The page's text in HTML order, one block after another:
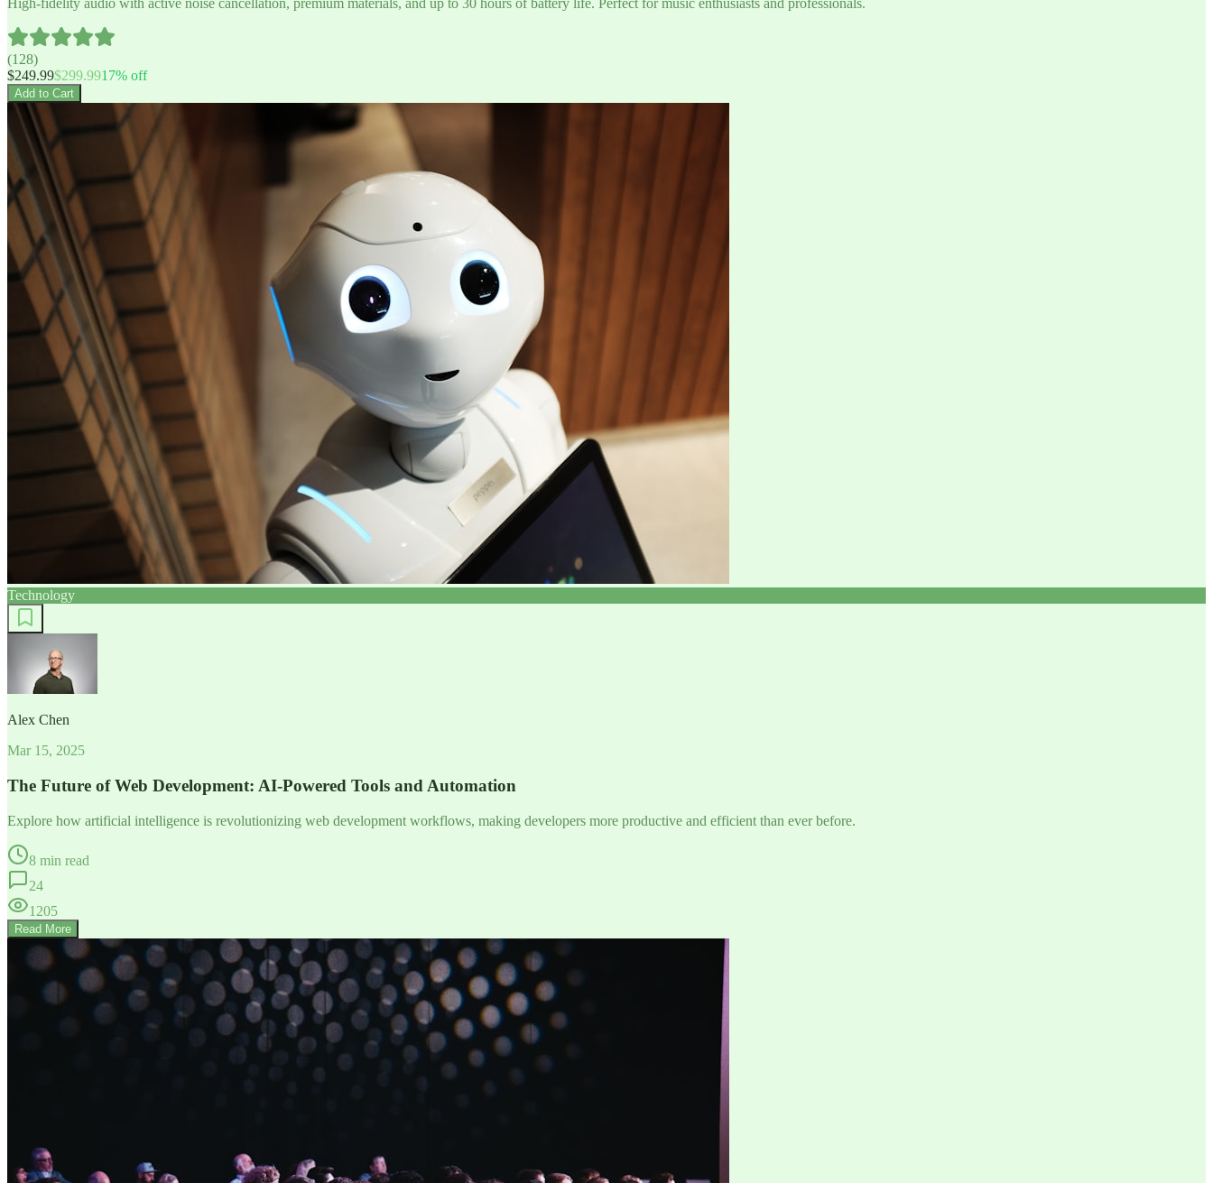
High-fidelity audio with active noise cancellation, premium materials, and up to 30 hours of battery life. Perfect for music enthusiasts and professionals.
(128)
$249.99$299.9917% off
Add to Cart
Technology
Alex Chen
Mar 15, 2025
The Future of Web Development: AI-Powered Tools and Automation
Explore how artificial intelligence is revolutionizing web development workflows, making developers more productive and efficient than ever before.
8 min read
24
1205
Read More